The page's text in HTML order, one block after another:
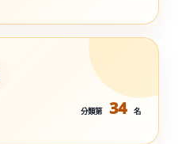
分類第 34 名